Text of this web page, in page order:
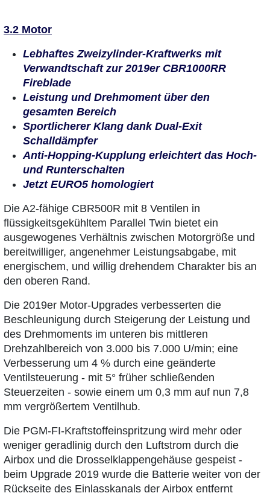
3.2 Motor
Lebhaftes Zweizylinder-Kraftwerks mit
Verwandtschaft zur 2019er CBR1000RR
Fireblade
Leistung und Drehmoment über den
gesamten Bereich
Sportlicherer Klang dank Dual-Exit
Schalldämpfer
Anti-Hopping-Kupplung erleichtert das Hoch-
und Runterschalten
Jetzt EURO5 homologiert
Die A2-fähige CBR500R mit 8 Ventilen in
flüssigkeitsgekühltem Parallel Twin bietet ein
ausgewogenes Verhältnis zwischen Motorgröße und
bereitwilliger, angenehmer Leistungsabgabe, mit
energischem, und willig drehendem Charakter bis an
den oberen Rand.
Die 2019er Motor-Upgrades verbesserten die
Beschleunigung durch Steigerung der Leistung und
des Drehmoments im unteren bis mittleren
Drehzahlbereich von 3.000 bis 7.000 U/min; eine
Verbesserung um 4 % durch eine geänderte
Ventilsteuerung - mit 5° früher schließenden
Steuerzeiten - sowie einem um 0,3 mm auf nun 7,8
mm vergrößertem Ventilhub.
Die PGM-FI-Kraftstoffeinspritzung wird mehr oder
weniger geradlinig durch den Luftstrom durch die
Airbox und die Drosselklappengehäuse gespeist -
beim Upgrade 2019 wurde die Batterie weiter von der
Rückseite des Einlasskanals der Airbox entfernt